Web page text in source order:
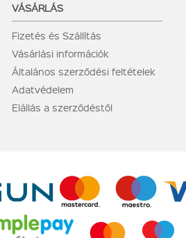
VÁSÁRLÁS
Fizetés és Szállítás
Vásárlási információk
Általános szerződési feltételek
Adatvédelem
Elállás a szerződéstől